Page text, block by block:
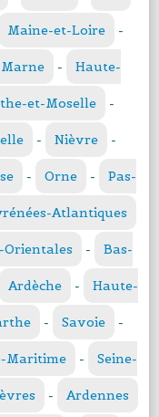
Maine-et-Loire -
Marne - Haute-
et-Moselle -
- Nièvre -
- Orne - Pas-
Atlantiques
Orientales - Bas-
Ardèche - Haute-
- Savoie -
Maritime - Seine-
- Ardennes